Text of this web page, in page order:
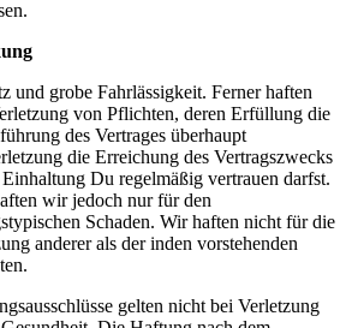
und grobe Fahrlässigkeit. Ferner haften
von Pflichten, deren Erfüllung die
des Vertrages überhaupt
die Erreichung des Vertragszwecks
Du regelmäßig vertrauen darfst.
wir jedoch nur für den
Schaden. Wir haften nicht für die
anderer als der inden vorstehenden
gelten nicht bei Verletzung